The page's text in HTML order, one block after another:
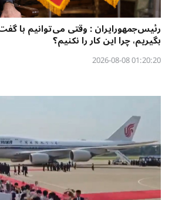
رئیس‌جمهورایران : وقتی می‌توانیم با
بگیریم، چرا این کار را نکنیم؟
01:20:20 2026-08-08